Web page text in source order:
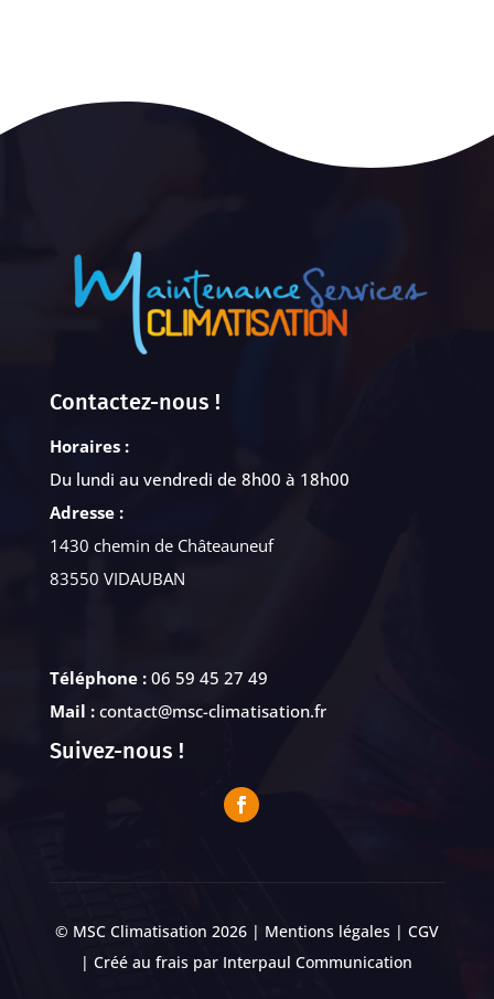
Contactez-nous !
Horaires :
Du lundi au vendredi de 8h00 à 18h00
Adresse :
1430 chemin de Châteauneuf
83550 VIDAUBAN
Téléphone : 06 59 45 27 49
Mail :contact@msc-climatisation.fr
Suivez-nous !
© MSC Climatisation 2026 | Mentions légales| CGV
| Créé au frais par Interpaul Communication